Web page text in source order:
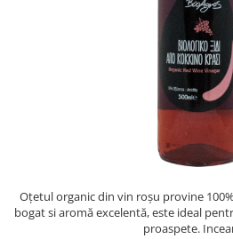
PRODUSE ECO / ORGANICE
COSMETICE
Oțetul organic din vin roșu provine
bogat si aromă excelentă, este ideal
proaspete.